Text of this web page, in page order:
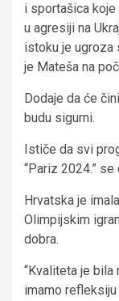
i sportašica
u agresiji na
istoku je ugroza
je Mateša na
Dodaje da će
budu sigurni.
Ističe da svi
“Pariz 2024.” se
Hrvatska je
Olimpijskim
dobra.
“Kvaliteta je bila
imamo